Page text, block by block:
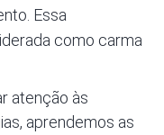
Essa
como carma
atenção às
aprendemos as